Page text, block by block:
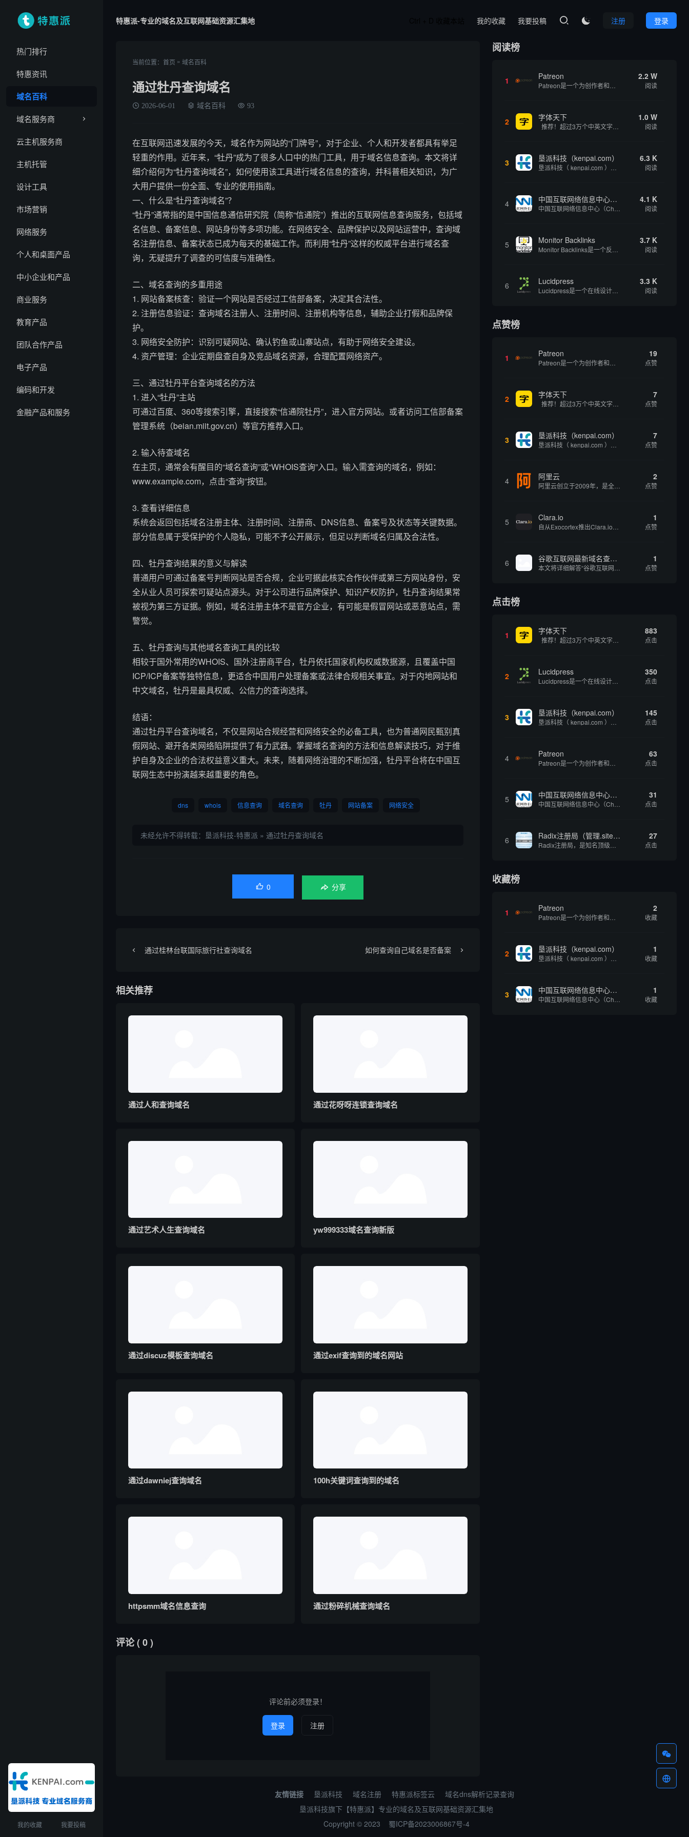
热门排行
特惠资讯
域名百科
域名服务商
云主机服务商
主机托管
设计工具
市场营销
网络服务
个人和桌面产品
中小企业和产品
商业服务
教育产品
团队合作产品
电子产品
编码和开发
金融产品和服务
我的收藏 我要投稿
特惠派-专业的域名及互联网基础资源汇集地 登录
注册

我的收藏 我要投稿
当前位置： 首页 » 域名百科
通过牡丹查询域名
2026-06-01 域名百科 93
在互联网迅速发展的今天，域名作为网站的“门牌号”，对于企业、个人和开发者都具有举足
轻重的作用。近年来，“牡丹”成为了很多人口中的热门工具，用于域名信息查询。本文将详
细介绍何为“牡丹查询域名”，如何使用该工具进行域名信息的查询，并科普相关知识，为广
大用户提供一份全面、专业的使用指南。
一、什么是“牡丹查询域名”？
“牡丹”通常指的是中国信息通信研究院（简称“信通院”）推出的互联网信息查询服务，包括域
名信息、备案信息、网站身份等多项功能。在网络安全、品牌保护以及网站运营中，查询域
名注册信息、备案状态已成为每天的基础工作。而利用“牡丹”这样的权威平台进行域名查
询，无疑提升了调查的可信度与准确性。
二、域名查询的多重用途
1. 网站备案核查：验证一个网站是否经过工信部备案，决定其合法性。
2. 注册信息验证：查询域名注册人、注册时间、注册机构等信息，辅助企业打假和品牌保
护。
3. 网络安全防护：识别可疑网站、确认钓鱼或山寨站点，有助于网络安全建设。
4. 资产管理：企业定期盘查自身及竞品域名资源，合理配置网络资产。
三、通过牡丹平台查询域名的方法
1. 进入“牡丹”主站
可通过百度、360等搜索引擎，直接搜索“信通院牡丹”，进入官方网站。或者访问工信部备案
管理系统（beian.miit.gov.cn）等官方推荐入口。
2. 输入待查域名
在主页，通常会有醒目的“域名查询”或“WHOIS查询”入口。输入需查询的域名，例如：
www.example.com，点击“查询”按钮。
3. 查看详细信息
系统会返回包括域名注册主体、注册时间、注册商、DNS信息、备案号及状态等关键数据。
部分信息属于受保护的个人隐私，可能不予公开展示，但足以判断域名归属及合法性。
四、牡丹查询结果的意义与解读
普通用户可通过备案号判断网站是否合规，企业可据此核实合作伙伴或第三方网站身份，安
全从业人员可探索可疑站点源头。对于公司进行品牌保护、知识产权防护，牡丹查询结果常
被视为第三方证据。例如，域名注册主体不是官方企业，有可能是假冒网站或恶意站点，需
警觉。
五、牡丹查询与其他域名查询工具的比较
相较于国外常用的WHOIS、国外注册商平台，牡丹依托国家机构权威数据源，且覆盖中国
ICP/ICP备案等独特信息，更适合中国用户处理备案或法律合规相关事宜。对于内地网站和
中文域名，牡丹是最具权威、公信力的查询选择。
结语：
通过牡丹平台查询域名，不仅是网站合规经营和网络安全的必备工具，也为普通网民甄别真
假网站、避开各类网络陷阱提供了有力武器。掌握域名查询的方法和信息解读技巧，对于维
护自身及企业的合法权益意义重大。未来，随着网络治理的不断加强，牡丹平台将在中国互
联网生态中扮演越来越重要的角色。
dns whois 信息查询 域名查询 牡丹 网站备案 网络安全
未经允许不得转载： 垦派科技-特惠派 » 通过牡丹查询域名
 0 分享
通过桂林台联国际旅行社查询域名 如何查询自己域名是否备案
相关推荐
通过人和查询域名 通过花呀呀连锁查询域名
通过艺术人生查询域名 yw999333域名查询新版
通过discuz模板查询域名 通过exif查询到的域名网站
通过dawniej查询域名 100h关键词查询到的域名
httpsmm域名信息查询 通过粉碎机械查询域名
评论( 0 )
评论前必须登录！
登录 注册
阅读榜
1 Patreon 2.2 W
阅读
2 字体天下 1.0 W
阅读
3 垦派科技（kenpai.com） 6.3 K
阅读
4 中国互联网络信息中心（CNNIC） 4.1 K
阅读
5 Monitor Backlinks 3.7 K
阅读
6 Lucidpress 3.3 K
阅读
点赞榜
1 Patreon 19
点赞
2 字体天下 7
点赞
3 垦派科技（kenpai.com） 7
点赞
4 阿里云 2
点赞
5 Clara.io 1
点赞
6 谷歌互联网最新域名查询网址是什么 1
点赞
点击榜
1 字体天下 883
点击
2 Lucidpress 350
点击
3 垦派科技（kenpai.com） 145
点击
4 Patreon 63
点击
5 中国互联网络信息中心（CNNIC） 31
点击
6 Radix注册局（管理.site、.online等顶级域名） 27
点击
收藏榜
1 Patreon 2
收藏
2 垦派科技（kenpai.com） 1
收藏
3 中国互联网络信息中心（CNNIC） 1
收藏
友情链接 垦派科技 域名注册 特惠派标签云
域名dns解析记录查询
垦派科技旗下【特惠派】专业的域名及互联网基础资源汇集地
Copyright © 2023
蜀ICP备2023006867号-4